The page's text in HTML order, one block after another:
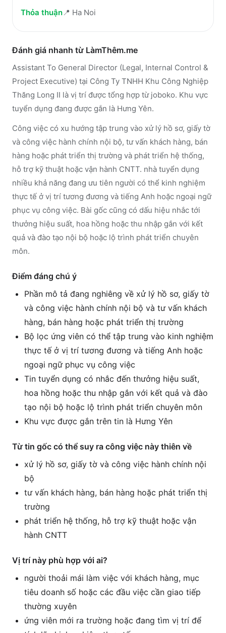
Thỏa thuận📍 Ha Noi
Đánh giá nhanh từ LàmThêm.me
Assistant To General Director (Legal, Internal Control &
Project Executive) tại Công Ty TNHH Khu Công Nghiệp
Thăng Long II là vị trí được tổng hợp từ joboko. Khu vực
tuyển dụng đang được gắn là Hưng Yên.
Công việc có xu hướng tập trung vào xử lý hồ sơ, giấy tờ
và công việc hành chính nội bộ, tư vấn khách hàng, bán
hàng hoặc phát triển thị trường và phát triển hệ thống,
hỗ trợ kỹ thuật hoặc vận hành CNTT. nhà tuyển dụng
nhiều khả năng đang ưu tiên người có thể kinh nghiệm
thực tế ở vị trí tương đương và tiếng Anh hoặc ngoại ngữ
phục vụ công việc. Bài gốc cũng có dấu hiệu nhắc tới
thưởng hiệu suất, hoa hồng hoặc thu nhập gắn với kết
quả và đào tạo nội bộ hoặc lộ trình phát triển chuyên
môn.
Điểm đáng chú ý
Phần mô tả đang nghiêng về xử lý hồ sơ, giấy tờ
và công việc hành chính nội bộ và tư vấn khách
hàng, bán hàng hoặc phát triển thị trường
Bộ lọc ứng viên có thể tập trung vào kinh nghiệm
thực tế ở vị trí tương đương và tiếng Anh hoặc
ngoại ngữ phục vụ công việc
Tin tuyển dụng có nhắc đến thưởng hiệu suất,
hoa hồng hoặc thu nhập gắn với kết quả và đào
tạo nội bộ hoặc lộ trình phát triển chuyên môn
Khu vực được gắn trên tin là Hưng Yên
Từ tin gốc có thể suy ra công việc này thiên về
xử lý hồ sơ, giấy tờ và công việc hành chính nội
bộ
tư vấn khách hàng, bán hàng hoặc phát triển thị
trường
phát triển hệ thống, hỗ trợ kỹ thuật hoặc vận
hành CNTT
Vị trí này phù hợp với ai?
người thoải mái làm việc với khách hàng, mục
tiêu doanh số hoặc các đầu việc cần giao tiếp
thường xuyên
ứng viên mới ra trường hoặc đang tìm vị trí để